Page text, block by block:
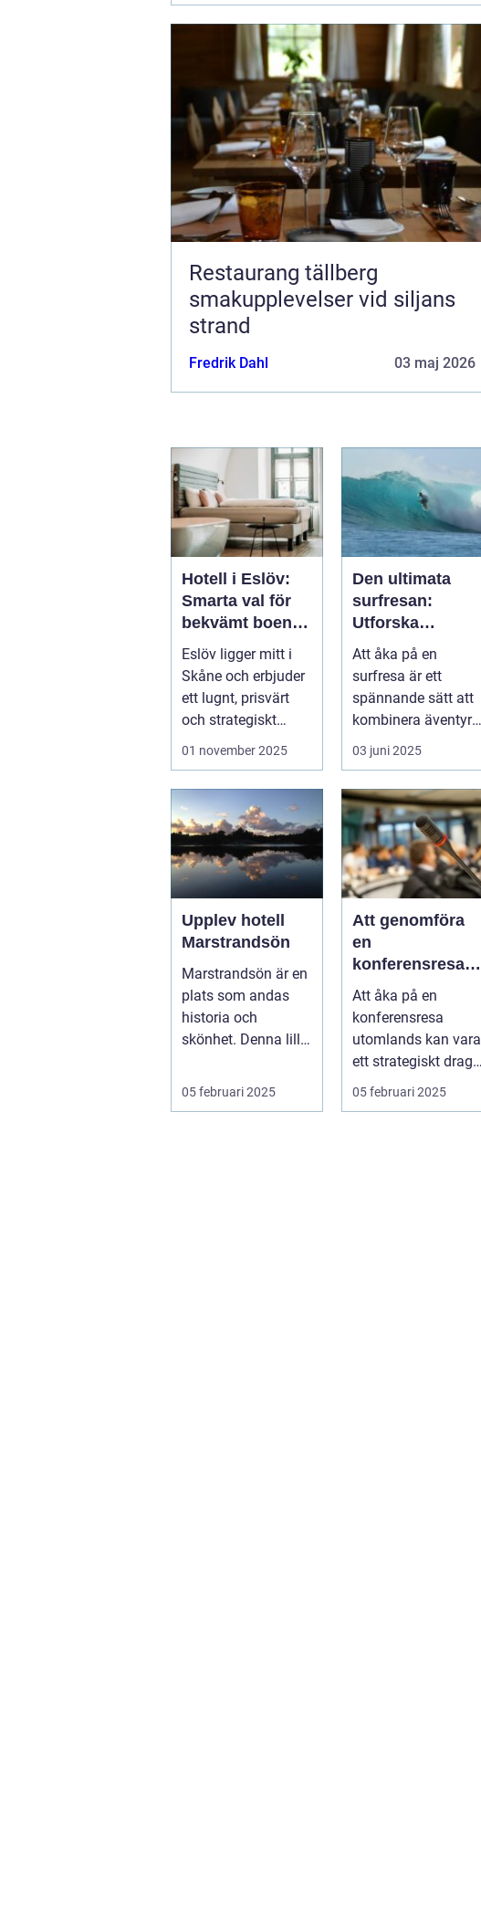
Restaurang tällberg
smakupplevelser vid siljans
strand
Fredrik Dahl 03 maj 2026
Hotell i Eslöv:
Smarta val för
bekvämt boende
i hjärtat av
Skåne
Eslöv ligger mitt i
Skåne och erbjuder
ett lugnt, prisvärt
och strategiskt
boendealt...
01 november 2025
Den ultimata
surfresan:
Utforska
vågorna och
upptäck
äventyret
Att åka på en
surfresa är ett
spännande sätt att
kombinera äventyr
o...
03 juni 2025
Upplev hotell
Marstrandsön
Marstrandsön är en
plats som andas
historia och
skönhet. Denna lilla
05 februari 2025
Att genomföra
en
konferensresa
utomlands: En
möjlighet för
tillväxt och
samarbete
Att åka på en
konferensresa
utomlands kan vara
ett strategiskt drag
för företa...
05 februari 2025